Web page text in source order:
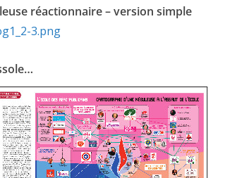
réactionnaire – version simple